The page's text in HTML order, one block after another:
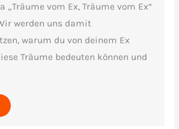
„Träume vom Ex, Träume vom Ex“
werden uns damit
warum du von deinem Ex
Träume bedeuten können und